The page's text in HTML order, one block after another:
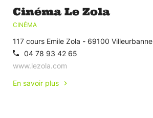
Cinéma Le Zola
CINÉMA
117 cours Emile Zola - 69100 Villeurbanne
04 78 93 42 65
www.lezola.com
En savoir plus